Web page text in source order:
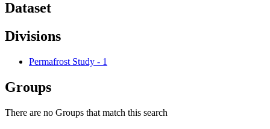
Dataset
Divisions
Permafrost Study - 1
Groups
There are no Groups that match this search